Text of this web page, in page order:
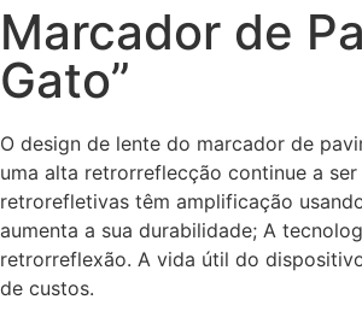
Marcador de
Gato”
O design de lente do marcador de
uma alta retrorreflecção continue a
retrorefletivas têm amplificação
aumenta a sua durabilidade; A
retrorreflexão. A vida útil do
de custos.